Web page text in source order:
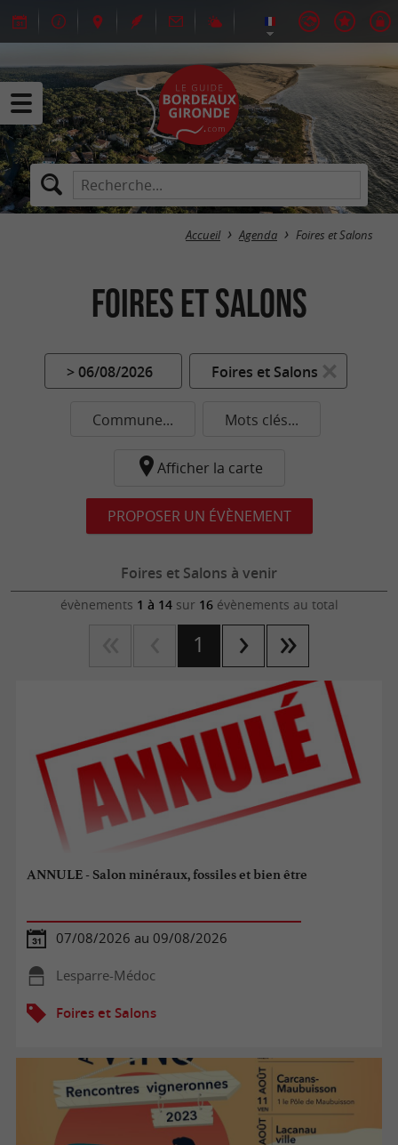
Accueil Agenda Foires et Salons
Foires et Salons
> 06/08/2026 Foires et Salons
Commune... Mots clés...
Afficher la carte
PROPOSER UN ÉVÈNEMENT
Foires et Salons à venir
évènements 1 à 14sur 16évènements au total
1
ANNULE - Salon minéraux, fossiles et bien être
07/08/2026 au 09/08/2026
Lesparre-Médoc
Foires et Salons